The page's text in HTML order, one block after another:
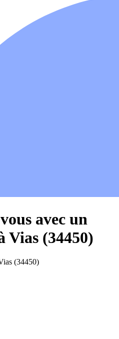
avec un
Vias (34450)
(34450)